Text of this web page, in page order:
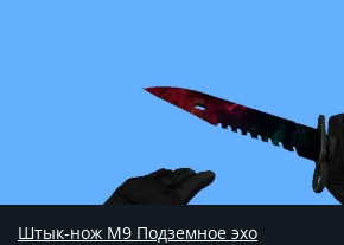
Штык-нож М9 Подземное эхо